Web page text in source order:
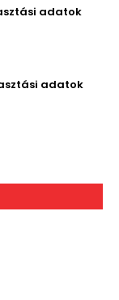
adatok
adatok